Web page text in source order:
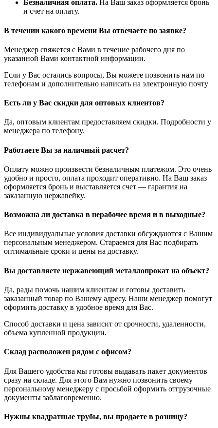
Безналичная оплата. На Ваш заказ оформляется бронь
и счет на оплату.
В течении какого времени Вы отвечаете по заявке?
Менеджер свяжется с Вами в течение рабочего дня по
указанной Вами контактной информации.
Если у Вас остались вопросы, Вы можете позвонить нам по
телефонам и дополнительно написать на электронную почту
Есть ли у Вас скидки для оптовых клиентов?
Да, оптовым клиентам предоставляем скидки. Подробности у
менеджера по телефону.
Работаете Вы за наличный расчет?
Оплату можно произвести безналичным платежом. Это очень
удобно и просто, оплата проходит оперативно. На Ваш заказ
оформляется бронь и выставляется счет — гарантия на
заказанную нержавейку.
Возможна ли доставка в нерабочее время и в выходные?
Все индивидуальные условия доставки обсуждаются с Вашим
персональным менеджером. Стараемся для Вас подбирать
оптимальные сроки и цены на доставку.
Вы доставляете нержавеющий металлопрокат на объект?
Да, рады помочь нашим клиентам и готовы доставить
заказанный товар по Вашему адресу. Наши менеджер помогут
оформить доставку в удобное время для Вас.
Способ доставки и цена зависит от срочности, удаленности,
объема купленной продукции.
Склад расположен рядом с офисом?
Для Вашего удобства мы готовы выдавать пакет документов
сразу на складе. Для этого Вам нужно позвонить своему
персональному менеджеру с просьбой оформить отгрузочные
документы заблаговременно.
Нужны квадратные трубы, вы продаете в розницу?